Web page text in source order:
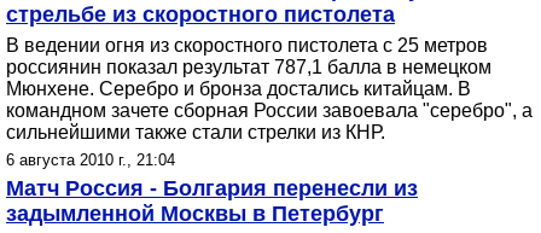
стрельбе из скоростного пистолета
В ведении огня из скоростного пистолета с 25 метров
россиянин показал результат 787,1 балла в немецком
Мюнхене. Серебро и бронза достались китайцам. В
командном зачете сборная России завоевала "серебро", а
сильнейшими также стали стрелки из КНР.
6 августа 2010 г., 21:04
Матч Россия - Болгария перенесли из
задымленной Москвы в Петербург